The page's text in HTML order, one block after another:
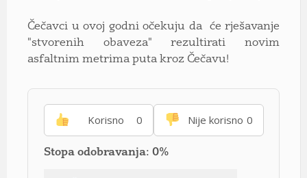
Čečavci u ovoj godni očekuju da će rješavanje
"stvorenih obaveza" rezultirati novim
asfaltnim metrima puta kroz Čečavu!
Korisno 0 Nije korisno 0
Stopa odobravanja: 0%